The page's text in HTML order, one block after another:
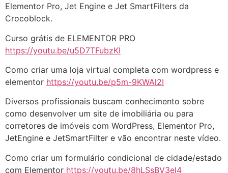
Elementor Pro, Jet Engine e Jet SmartFilters da
Crocoblock.
Curso grátis de ELEMENTOR PRO
https://youtu.be/u5D7TFubzKI
Como criar uma loja virtual completa com wordpress e
elementor https://youtu.be/p5m-9KWAl2I
Diversos profissionais buscam conhecimento sobre
como desenvolver um site de imobiliária ou para
corretores de imóveis com WordPress, Elementor Pro,
JetEngine e JetSmartFilter e vão encontrar neste vídeo.
Como criar um formulário condicional de cidade/estado
com Elementor https://youtu.be/8hLSsBV3el4